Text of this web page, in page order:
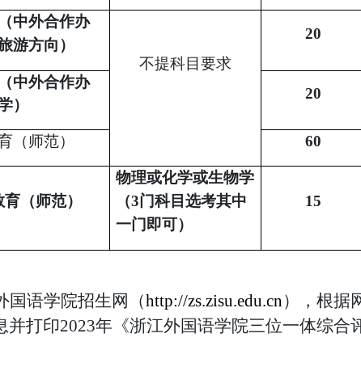
中外合作办
游方向）
不提科目要求
20
中外合作办
）
20
（师范） 60
（师范）
物理或化学或生物学
（3门科目选考其中
一门即可）
15
国语学院招生网（http://zs.zisu.edu.cn），根据
并打印2023年《浙江外国语学院三位一体综合